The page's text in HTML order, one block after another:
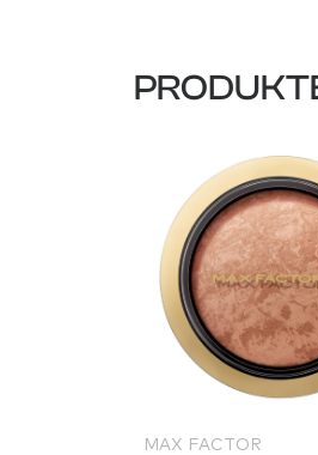
MAX FACTOR